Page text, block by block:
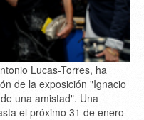
Lucas-Torres, ha
de la exposición "Ignacio
una amistad". Una
el próximo 31 de enero